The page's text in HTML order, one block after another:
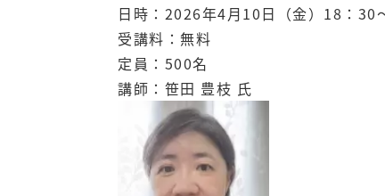
日時：2026年4月10日（金）18：30
受講料：無料
定員：500名
講師：笹田 豊枝 氏